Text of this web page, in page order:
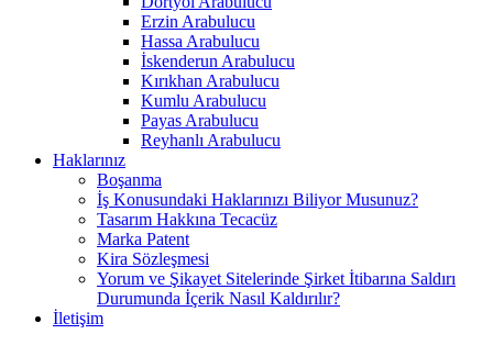
Erzin Arabulucu
Hassa Arabulucu
İskenderun Arabulucu
Kırıkhan Arabulucu
Kumlu Arabulucu
Payas Arabulucu
Reyhanlı Arabulucu
Haklarınız
Boşanma
İş Konusundaki Haklarınızı Biliyor Musunuz?
Tasarım Hakkına Tecacüz
Marka Patent
Kira Sözleşmesi
Yorum ve Şikayet Sitelerinde Şirket İtibarına Saldırı
Durumunda İçerik Nasıl Kaldırılır?
İletişim